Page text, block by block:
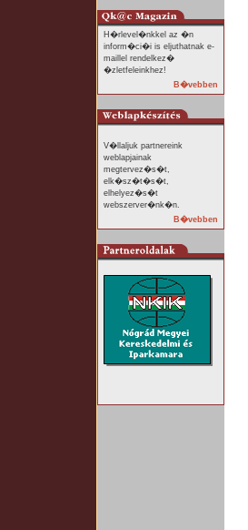
H�rlevel�nkkel az �n
inform�ci�i is eljuthatnak e-
maillel rendelkez�
�zletfeleinkhez!
B�vebben
V�llaljuk partnereink
weblapjainak
megtervez�s�t,
elk�sz�t�s�t,
elhelyez�s�t
webszerver�nk�n.
B�vebben